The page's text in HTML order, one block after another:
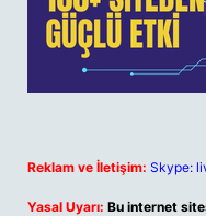
Reklam ve İletişim: Skype:
Yasal Uyarı: Bu internet